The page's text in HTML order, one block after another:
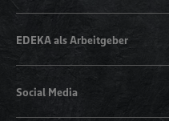
EDEKA als Arbeitgeber
Social Media